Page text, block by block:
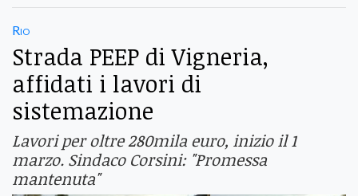
Rio
Strada PEEP di Vigneria,
affidati i lavori di
sistemazione
Lavori per oltre 280mila euro, inizio il 1
marzo. Sindaco Corsini: "Promessa
mantenuta"